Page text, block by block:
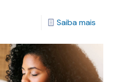
Saiba mais